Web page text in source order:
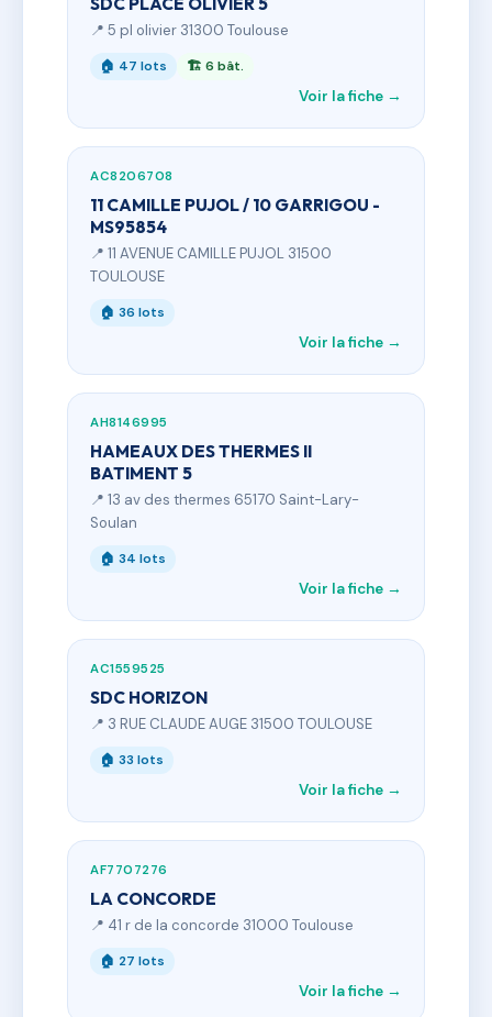
📍 5 pl olivier 31300 Toulouse
🏠 47 lots 🏗 6 bât.
Voir la fiche →
AC8206708
11 CAMILLE PUJOL / 10 GARRIGOU -
MS95854
📍 11 AVENUE CAMILLE PUJOL 31500
TOULOUSE
🏠 36 lots
Voir la fiche →
AH8146995
HAMEAUX DES THERMES II
BATIMENT 5
📍 13 av des thermes 65170 Saint-Lary-
Soulan
🏠 34 lots
Voir la fiche →
AC1559525
SDC HORIZON
📍 3 RUE CLAUDE AUGE 31500 TOULOUSE
🏠 33 lots
Voir la fiche →
AF7707276
LA CONCORDE
📍 41 r de la concorde 31000 Toulouse
🏠 27 lots
Voir la fiche →